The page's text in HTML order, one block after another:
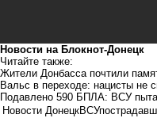
Новости на Блoкнoт-Донецк
Читайте также:
Жители Донбасса почтили
Вальс в переходе: нацисты не
Подавлено 590 БПЛА: ВСУ
Новости ДонецкВСУ